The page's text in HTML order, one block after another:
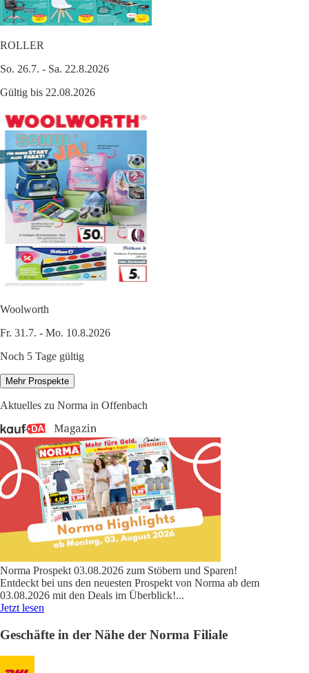
ROLLER
So. 26.7. - Sa. 22.8.2026
Gültig bis 22.08.2026
Woolworth
Fr. 31.7. - Mo. 10.8.2026
Noch 5 Tage gültig
Mehr Prospekte
Aktuelles zu Norma in Offenbach
Norma Prospekt 03.08.2026 zum Stöbern und Sparen!
Entdeckt bei uns den neuesten Prospekt von Norma ab dem
03.08.2026 mit den Deals im Überblick!...
Jetzt lesen
Geschäfte in der Nähe der Norma Filiale